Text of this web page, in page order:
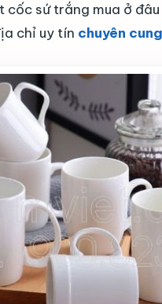
cốc sứ trắng mua ở
chỉ uy tín chuyên